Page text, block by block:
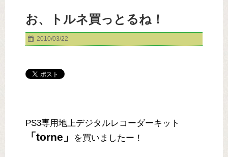
お、トルネ買っとるね！
2010/03/22
PS3専用地上デジタルレコーダーキット
「torne」 を買いましたー！